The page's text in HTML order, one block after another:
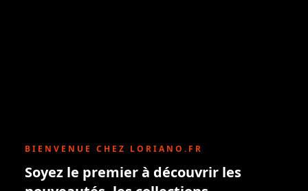
BIENVENUE CHEZ LORIANO.FR
Soyez le premier à découvrir les